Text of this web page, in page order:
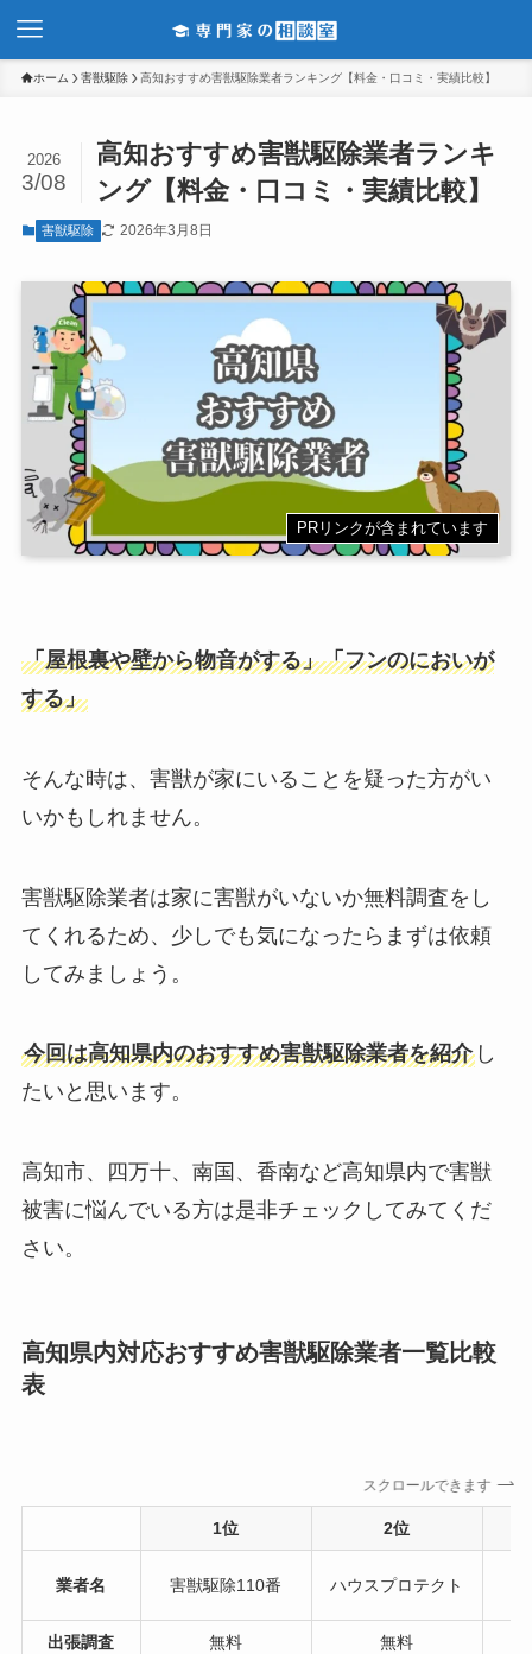
ホーム 害獣駆除 高知おすすめ害獣駆除業者ランキング【料金・口コミ・実績比較】
高知おすすめ害獣駆除業者ランキ
ング【料金・口コミ・実績比較】
2026
3/08
害獣駆除 2026年3月8日
PRリンクが含まれています
「屋根裏や壁から物音がする」「フンのにおいが
する」
そんな時は、害獣が家にいることを疑った方がい
いかもしれません。
害獣駆除業者は家に害獣がいないか無料調査をし
てくれるため、少しでも気になったらまずは依頼
してみましょう。
今回は高知県内のおすすめ害獣駆除業者を紹介し
たいと思います。
高知市、四万十、南国、香南など高知県内で害獣
被害に悩んでいる方は是非チェックしてみてくだ
さい。
高知県内対応おすすめ害獣駆除業者一覧比較
表
スクロールできます
1位 2位
業者名 害獣駆除110番 ハウスプロテクト
出張調査 無料 無料